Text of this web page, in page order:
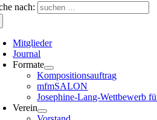
nach:
Mitglieder
Journal
Formate
Kompositionsauftrag
mfmSALON
Josephine-Lang-Wettbewerb
Verein